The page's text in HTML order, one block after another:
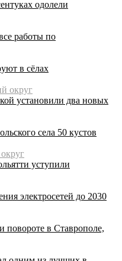
одолели
работы по
в сёлах
округ
установили два новых
села 50 кустов
уступили
электросетей до 2030
повороте в Ставрополе,